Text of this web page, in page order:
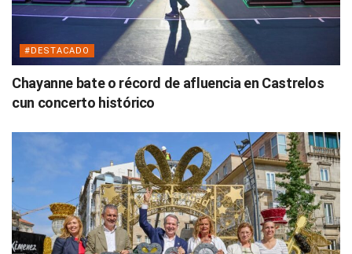
#DESTACADO
Chayanne bate o récord de afluencia en Castrelos
cun concerto histórico